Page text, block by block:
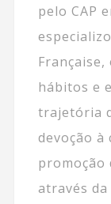
pelo CAP
hábitos e
trajetória
devoção à
promoção
através